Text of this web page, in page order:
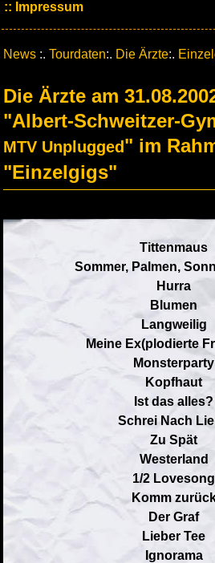
Impressum
News :. Tourdaten:. Die Ärzte:.
Die Ärzte am
"Albert-Schweitzer-
MTV Unplugged" im
"Einzelgigs"
Tittenmaus
Sommer, Palmen,
Hurra
Blumen
Langweilig
Meine Ex(plodierte
Monsterparty
Kopfhaut
Ist das alles?
Schrei Nach
Zu Spät
Westerland
1/2 Lovesong
Komm
Der Graf
Lieber Tee
Ignorama